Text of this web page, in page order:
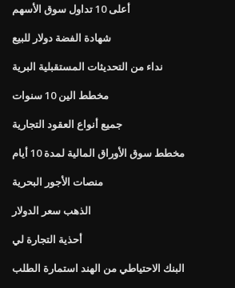
أعلى 10 تداول سوق الأسهم
شهادة الفضة دولار للبيع
نداء من التحديثات المستقبلية البرية
مخطط الين 10 سنوات
جميع أنواع العقود التجارية
مخطط سوق الأوراق المالية لمدة 10 أيام
منصات الأجور البحرية
الذهب سعر الدولار
أحذية التجارة لي
البنك الاحتياطي من الهند استمارة الطلب